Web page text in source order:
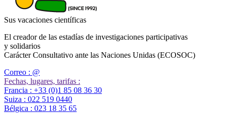
Sus vacaciones científicas
El creador de las estadías de investigaciones participativas
y solidarios
Carácter Consultativo ante las Naciones Unidas (ECOSOC)
Correo : @
Fechas, lugares, tarifas :
Francia : +33 (0)1 85 08 36 30
Suiza : 022 519 0440
Bélgica : 023 18 35 65